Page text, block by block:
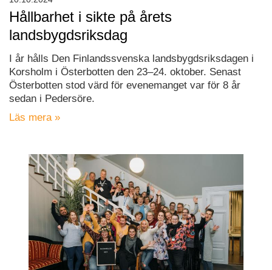
Hållbarhet i sikte på årets
landsbygdsriksdag
I år hålls Den Finlandssvenska landsbygdsriksdagen i
Korsholm i Österbotten den 23–24. oktober. Senast
Österbotten stod värd för evenemanget var för 8 år
sedan i Pedersöre.
Läs mera »